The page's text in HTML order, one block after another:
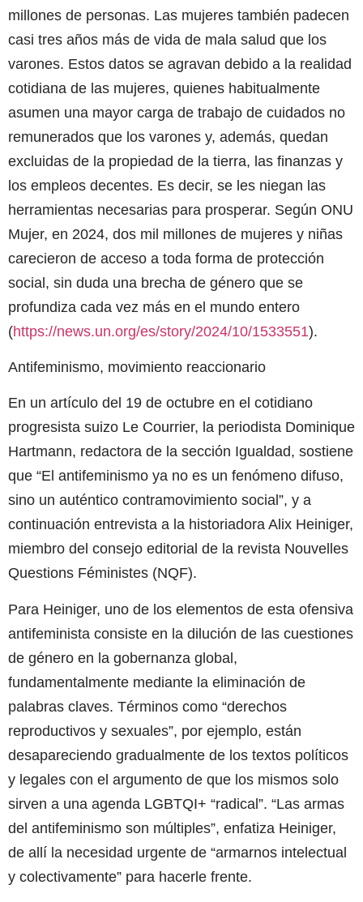
millones de personas. Las mujeres también padecen
casi tres años más de vida de mala salud que los
varones. Estos datos se agravan debido a la realidad
cotidiana de las mujeres, quienes habitualmente
asumen una mayor carga de trabajo de cuidados no
remunerados que los varones y, además, quedan
excluidas de la propiedad de la tierra, las finanzas y
los empleos decentes. Es decir, se les niegan las
herramientas necesarias para prosperar. Según ONU
Mujer, en 2024, dos mil millones de mujeres y niñas
carecieron de acceso a toda forma de protección
social, sin duda una brecha de género que se
profundiza cada vez más en el mundo entero
(https://news.un.org/es/story/2024/10/1533551).
Antifeminismo, movimiento reaccionario
En un artículo del 19 de octubre en el cotidiano
progresista suizo Le Courrier, la periodista Dominique
Hartmann, redactora de la sección Igualdad, sostiene
que “El antifeminismo ya no es un fenómeno difuso,
sino un auténtico contramovimiento social”, y a
continuación entrevista a la historiadora Alix Heiniger,
miembro del consejo editorial de la revista Nouvelles
Questions Féministes (NQF).
Para Heiniger, uno de los elementos de esta ofensiva
antifeminista consiste en la dilución de las cuestiones
de género en la gobernanza global,
fundamentalmente mediante la eliminación de
palabras claves. Términos como “derechos
reproductivos y sexuales”, por ejemplo, están
desapareciendo gradualmente de los textos políticos
y legales con el argumento de que los mismos solo
sirven a una agenda LGBTQI+ “radical”. “Las armas
del antifeminismo son múltiples”, enfatiza Heiniger,
de allí la necesidad urgente de “armarnos intelectual
y colectivamente” para hacerle frente.